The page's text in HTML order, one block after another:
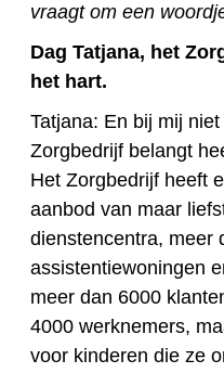
vraagt om een
Dag Tatjana, het
het hart.
Tatjana: En bij mij niet
Zorgbedrijf belangt
Het Zorgbedrijf heeft
aanbod van maar
dienstencentra, meer
assistentiewoningen
meer dan 6000
4000 werknemers,
voor kinderen die ze